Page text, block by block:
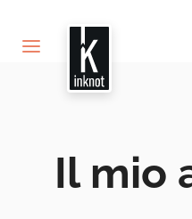
Il mio